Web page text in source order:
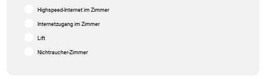
Highspeed-Internet im Zimmer
Internetzugang im Zimmer
Lift
Nichtraucher-Zimmer